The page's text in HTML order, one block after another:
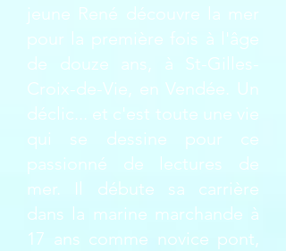
jeune René découvre la mer
pour la première fois à l'âge
de douze ans, à St-Gilles-
Croix-de-Vie, en Vendée. Un
déclic... et c'est toute une vie
qui se dessine pour ce
passionné de lectures de
mer. Il débute sa carrière
dans la marine marchande à
17 ans comme novice pont,